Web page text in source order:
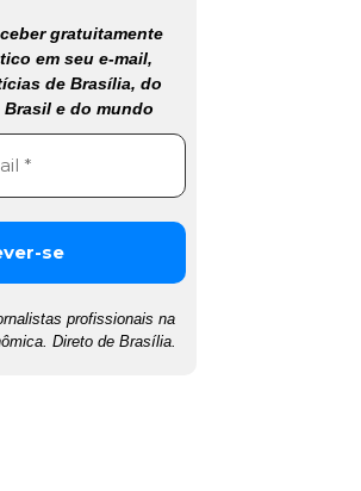
gratuitamente
em seu e-mail,
de Brasília, do
e do mundo
profissionais na
Direto de Brasília.